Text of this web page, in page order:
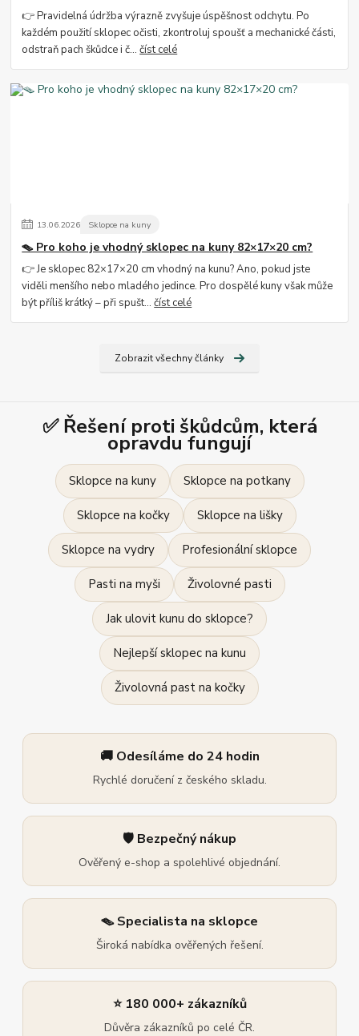
👉 Pravidelná údržba výrazně zvyšuje úspěšnost odchytu. Po
každém použití sklopec očisti, zkontroluj spoušť a mechanické části,
odstraň pach škůdce i č...číst celé
13.06.2026 Sklopce na kuny
🪤 Pro koho je vhodný sklopec na kuny 82×17×20 cm?
👉 Je sklopec 82×17×20 cm vhodný na kunu? Ano, pokud jste
viděli menšího nebo mladého jedince. Pro dospělé kuny však může
být příliš krátký – při spušt...číst celé
Zobrazit všechny články
✅ Řešení proti škůdcům, která
opravdu fungují
Sklopce na kuny Sklopce na potkany
Sklopce na kočky Sklopce na lišky
Sklopce na vydry Profesionální sklopce
Pasti na myši Živolovné pasti
Jak ulovit kunu do sklopce?
Nejlepší sklopec na kunu
Živolovná past na kočky
🚚 Odesíláme do 24 hodin
Rychlé doručení z českého skladu.
🛡️ Bezpečný nákup
Ověřený e-shop a spolehlivé objednání.
🪤 Specialista na sklopce
Široká nabídka ověřených řešení.
⭐ 180 000+ zákazníků
Důvěra zákazníků po celé ČR.